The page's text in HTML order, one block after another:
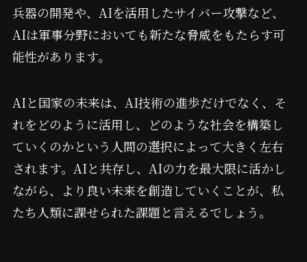
兵器の開発や、AIを活用したサイバー攻撃など、
AIは軍事分野においても新たな脅威をもたらす可
能性があります。
AIと国家の未来は、AI技術の進歩だけでなく、そ
れをどのように活用し、どのような社会を構築し
ていくのかという人間の選択によって大きく左右
されます。AIと共存し、AIの力を最大限に活かし
ながら、より良い未来を創造していくことが、私
たち人類に課せられた課題と言えるでしょう。